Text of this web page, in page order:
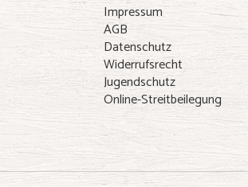
Impressum
AGB
Datenschutz
Widerrufsrecht
Jugendschutz
Online-Streitbeilegung